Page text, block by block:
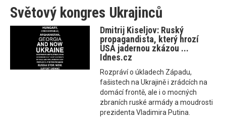
Světový kongres Ukrajinců
Dmitrij Kiseljov: Ruský
propagandista, který hrozí
USA jadernou zkázou ...
Idnes.cz
Rozpráví o úkladech Západu,
fašistech na Ukrajině i zrádcích na
domácí frontě, ale i o mocných
zbraních ruské armády a moudrosti
prezidenta Vladimira Putina.